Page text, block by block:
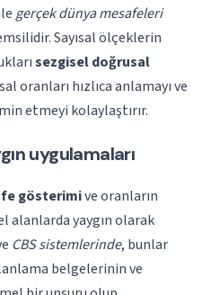
gerçek dünya mesafeleri
Sayısal ölçeklerin
sezgisel doğrusal
oranları hızlıca anlamayı ve
etmeyi kolaylaştırır.
uygulamaları
gösterimive oranların
alanlarda yaygın olarak
CBS sistemlerinde, bunlar
belgelerinin ve